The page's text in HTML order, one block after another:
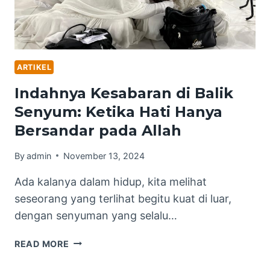
ARTIKEL
Indahnya Kesabaran di Balik
Senyum: Ketika Hati Hanya
Bersandar pada Allah
Byadmin November 13, 2024
Ada kalanya dalam hidup, kita melihat
seseorang yang terlihat begitu kuat di luar,
dengan senyuman yang selalu…
READ MORE INDAHNYA